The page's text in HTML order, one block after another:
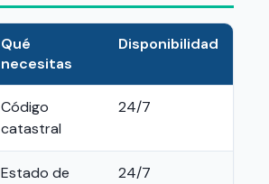
Qué
necesitas
Disponibilidad
Código
catastral
24/7
Estado de
24/7